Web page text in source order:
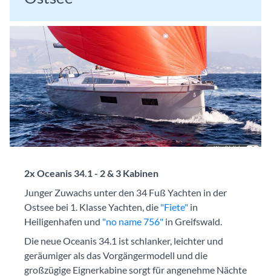
2x Oceanis 34.1 - 2 & 3 Kabinen
Junger Zuwachs unter den 34 Fuß Yachten in der
Ostsee bei 1. Klasse Yachten, die "Fiete" in
Heiligenhafen und "no name 756" in Greifswald.
Die neue Oceanis 34.1 ist schlanker, leichter und
geräumiger als das Vorgängermodell und die
großzügige Eignerkabine sorgt für angenehme Nächte